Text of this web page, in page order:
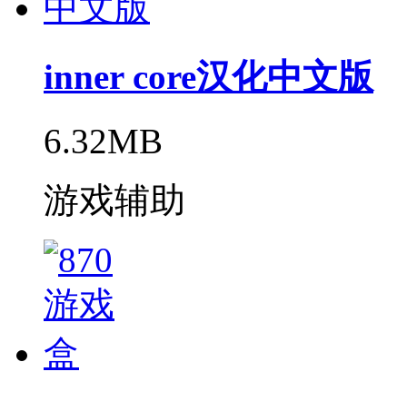
inner core汉化中文版
6.32MB
游戏辅助